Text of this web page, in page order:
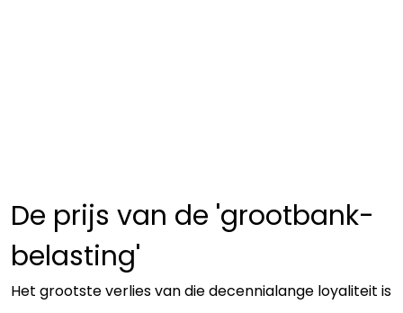
De prijs van de 'grootbank-
belasting'
Het grootste verlies van die decennialange loyaliteit is